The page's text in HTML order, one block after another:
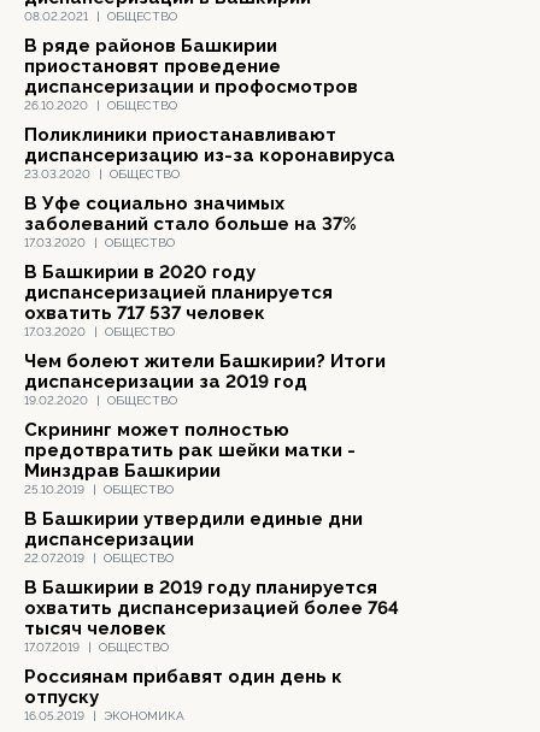
08.02.2021 | ОБЩЕСТВО
26.10.2020 | ОБЩЕСТВО
В ряде районов Башкирии
приостановят проведение
диспансеризации и профосмотров
23.03.2020 | ОБЩЕСТВО
Поликлиники приостанавливают
диспансеризацию из-за коронавируса
17.03.2020 | ОБЩЕСТВО
В Уфе социально значимых
заболеваний стало больше на 37%
17.03.2020 | ОБЩЕСТВО
В Башкирии в 2020 году
диспансеризацией планируется
охватить 717 537 человек
19.02.2020 | ОБЩЕСТВО
Чем болеют жители Башкирии? Итоги
диспансеризации за 2019 год
25.10.2019 | ОБЩЕСТВО
Скрининг может полностью
предотвратить рак шейки матки -
Минздрав Башкирии
22.07.2019 | ОБЩЕСТВО
В Башкирии утвердили единые дни
диспансеризации
17.07.2019 | ОБЩЕСТВО
В Башкирии в 2019 году планируется
охватить диспансеризацией более 764
тысяч человек
16.05.2019 | ЭКОНОМИКА
Россиянам прибавят один день к
отпуску